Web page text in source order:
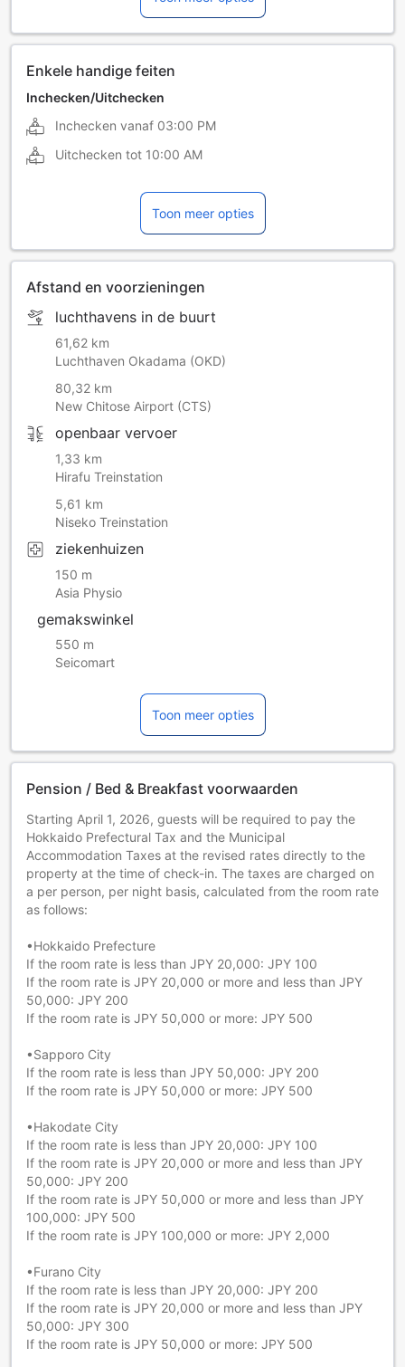
Enkele handige feiten
Inchecken/Uitchecken
Inchecken vanaf 03:00 PM
Uitchecken tot 10:00 AM
Toon meer opties
Afstand en voorzieningen
luchthavens in de buurt
61,62 km
Luchthaven Okadama (OKD)
80,32 km
New Chitose Airport (CTS)
openbaar vervoer
1,33 km
Hirafu Treinstation
5,61 km
Niseko Treinstation
ziekenhuizen
150 m
Asia Physio
gemakswinkel
550 m
Seicomart
Toon meer opties
Pension / Bed & Breakfast voorwaarden
Starting April 1, 2026, guests will be required to pay the
Hokkaido Prefectural Tax and the Municipal
Accommodation Taxes at the revised rates directly to the
property at the time of check-in. The taxes are charged on
a per person, per night basis, calculated from the room rate
as follows:
•Hokkaido Prefecture
If the room rate is less than JPY 20,000: JPY 100
If the room rate is JPY 20,000 or more and less than JPY
50,000: JPY 200
If the room rate is JPY 50,000 or more: JPY 500
•Sapporo City
If the room rate is less than JPY 50,000: JPY 200
If the room rate is JPY 50,000 or more: JPY 500
•Hakodate City
If the room rate is less than JPY 20,000: JPY 100
If the room rate is JPY 20,000 or more and less than JPY
50,000: JPY 200
If the room rate is JPY 50,000 or more and less than JPY
100,000: JPY 500
If the room rate is JPY 100,000 or more: JPY 2,000
•Furano City
If the room rate is less than JPY 20,000: JPY 200
If the room rate is JPY 20,000 or more and less than JPY
50,000: JPY 300
If the room rate is JPY 50,000 or more: JPY 500